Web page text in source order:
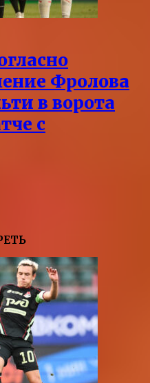
Фролова
в ворота
с